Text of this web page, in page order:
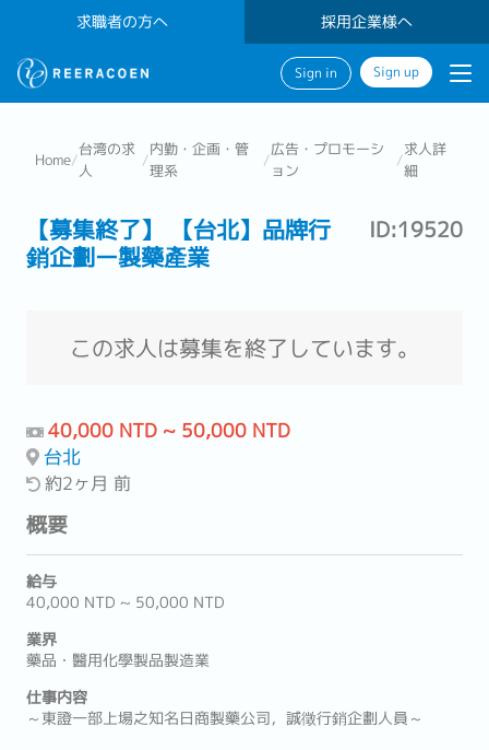
求職者の方へ 採用企業様へ
Sign in Sign up
Home/
台湾の求
人
/
内勤・企画・管
理系
/
広告・プロモーシ
ョン
/
求人詳
細
【募集終了】 【台北】品牌行
銷企劃ー製藥產業
ID:19520
この求人は募集を終了しています。
40,000 NTD ~ 50,000 NTD
台北
約2ヶ月 前
概要
給与
40,000 NTD ~ 50,000 NTD
業界
藥品・醫用化學製品製造業
仕事内容
～東證一部上場之知名日商製藥公司，誠徵行銷企劃人員～